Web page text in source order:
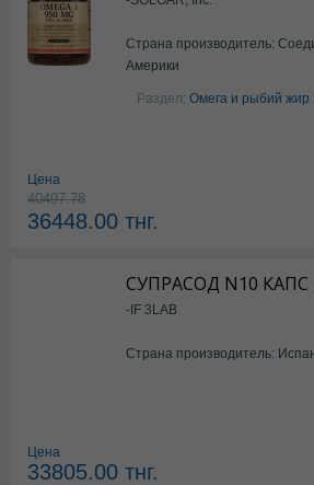
Страна производитель:
Америки
Раздел: Омега и рыбий жир
Цена
40497.78
36448.00 тнг.
СУПРАСОД N10 КАПС
-IF 3LAB
Страна производитель:
Цена
33805.00 тнг.